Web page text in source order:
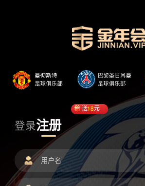
登录注册
送18元